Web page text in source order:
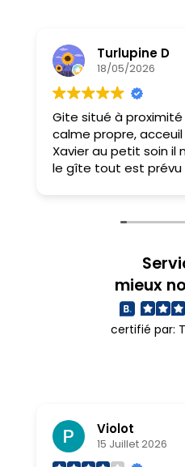
Turlupine D
18/05/2026
Gite situé à
calme propre,
Xavier au petit soin il
le gîte tout est prévu
Que demander de
Mireille, Stéphane et
mieux
certifié par:
Violot
15 Juillet 2026